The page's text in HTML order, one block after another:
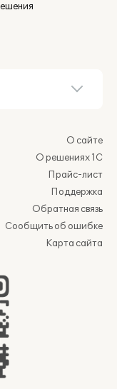
О сайте
О решениях 1С
Прайс-лист
Поддержка
Обратная связь
Сообщить об ошибке
Карта сайта